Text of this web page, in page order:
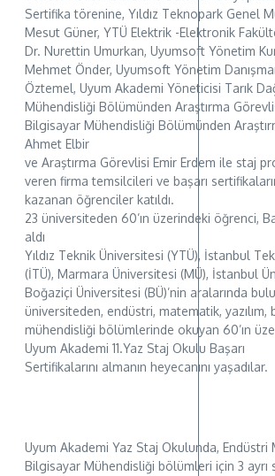
Sertifika törenine, Yıldız Teknopark Genel
Mesut Güner, YTÜ Elektrik -Elektronik
Dr. Nurettin Umurkan, Uyumsoft Yönetim
Mehmet Önder, Uyumsoft Yönetim
Öztemel, Uyum Akademi Yöneticisi Tarık
Mühendisliği Bölümünden Araştırma
Bilgisayar Mühendisliği Bölümünden
Ahmet Elbir
ve Araştırma Görevlisi Emir Erdem ile staj
veren firma temsilcileri ve başarı
kazanan öğrenciler katıldı.
23 üniversiteden 60’ın üzerindeki öğrenci,
aldı
Yıldız Teknik Üniversitesi (YTÜ), İstanbul
(İTÜ), Marmara Üniversitesi (MÜ), İstanbul
Boğaziçi Üniversitesi (BÜ)’nin aralarında
üniversiteden, endüstri, matematik, yazılım,
mühendisliği bölümlerinde okuyan 60’ın
Uyum Akademi 11.Yaz Staj Okulu Başarı
Sertifikalarını almanın heyecanını yaşadılar.
Uyum Akademi Yaz Staj Okulunda, Endüstri
Bilgisayar Mühendisliği bölümleri için 3 ayrı